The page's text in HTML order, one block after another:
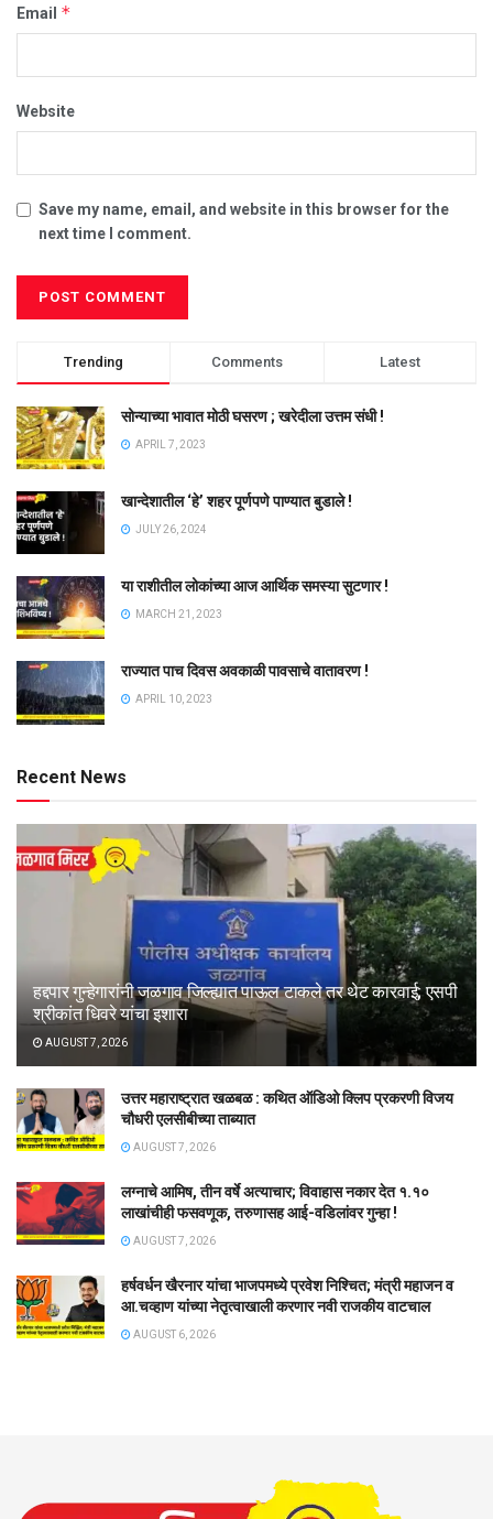
Email *
Website
Save my name, email, and website in this browser for the
next time I comment.
Trending Comments Latest
सोन्याच्या भावात मोठी घसरण ; खरेदीला उत्तम संधी !
APRIL 7, 2023
खान्देशातील ‘हे’ शहर पूर्णपणे पाण्यात बुडाले !
JULY 26, 2024
या राशीतील लोकांच्या आज आर्थिक समस्या सुटणार !
MARCH 21, 2023
राज्यात पाच दिवस अवकाळी पावसाचे वातावरण !
APRIL 10, 2023
Recent News
हद्दपार गुन्हेगारांनी जळगाव जिल्ह्यात पाऊल टाकले तर थेट कारवाई; एसपी
श्रीकांत धिवरे यांचा इशारा
AUGUST 7, 2026
उत्तर महाराष्ट्रात खळबळ : कथित ऑडिओ क्लिप प्रकरणी विजय
चौधरी एलसीबीच्या ताब्यात
AUGUST 7, 2026
लग्नाचे आमिष, तीन वर्षे अत्याचार; विवाहास नकार देत १.१०
लाखांचीही फसवणूक, तरुणासह आई-वडिलांवर गुन्हा !
AUGUST 7, 2026
हर्षवर्धन खैरनार यांचा भाजपमध्ये प्रवेश निश्चित; मंत्री महाजन व
आ.चव्हाण यांच्या नेतृत्वाखाली करणार नवी राजकीय वाटचाल
AUGUST 6, 2026